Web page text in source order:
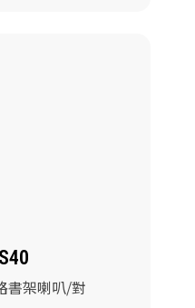
書架喇叭/對